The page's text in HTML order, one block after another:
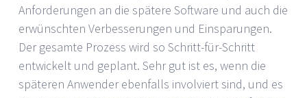
Anforderungen an die spätere Software und auch die
erwünschten Verbesserungen und Einsparungen.
Der gesamte Prozess wird so Schritt-für-Schritt
entwickelt und geplant. Sehr gut ist es, wenn die
späteren Anwender ebenfalls involviert sind, und es